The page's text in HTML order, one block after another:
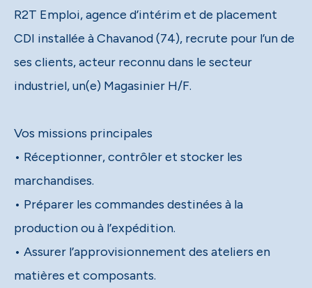
R2T Emploi, agence d’intérim et de placement
CDI installée à Chavanod (74), recrute pour l’un de
ses clients, acteur reconnu dans le secteur
industriel, un(e) Magasinier H/F.
Vos missions principales
• Réceptionner, contrôler et stocker les
marchandises.
• Préparer les commandes destinées à la
production ou à l’expédition.
• Assurer l’approvisionnement des ateliers en
matières et composants.